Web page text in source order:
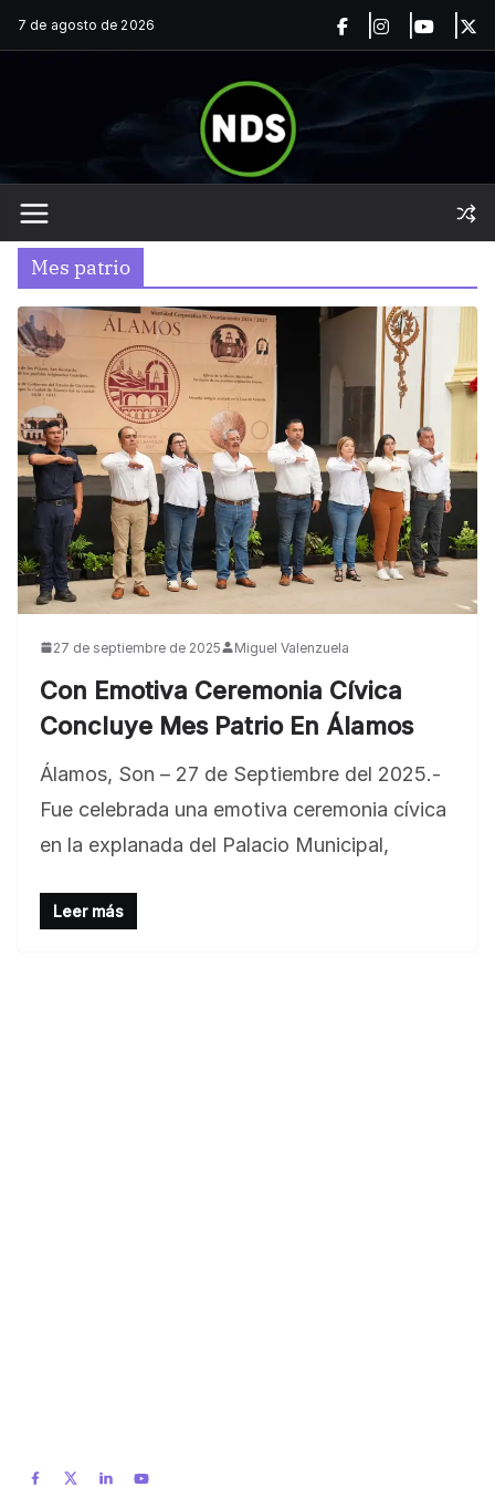
Saltar
al
7 de agosto de 2026
Mes patrio
27 de septiembre de 2025 Miguel Valenzuela
Con Emotiva Ceremonia Cívica
Concluye Mes Patrio En Álamos
Álamos, Son – 27 de Septiembre del 2025.-
Fue celebrada una emotiva ceremonia cívica
en la explanada del Palacio Municipal,
Leer más
BLOG
Jose Felix Gomez Anduro rector de la UTE
Universidad Tecnológica de Etchojoa
presente en la conferencia del gobernador
de Sonora Dr. Alfonso Durazo se esperan
importantes anuncios en el tema de salud
para la Universidad y para el municipio